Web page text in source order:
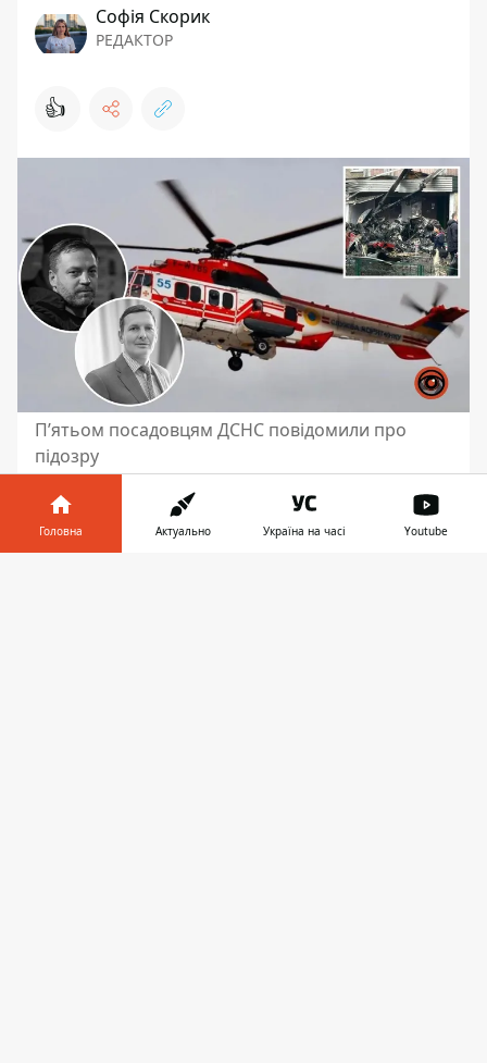
Софія Скорик
РЕДАКТОР
👍
П’ятьом посадовцям ДСНС повідомили про
підозру
ДБР завершило розслідування
авіакатастрофи у Броварах. Вона
сталася 18 січня 2023 року, поруч з
Головна Актуально Україна на часі Youtube